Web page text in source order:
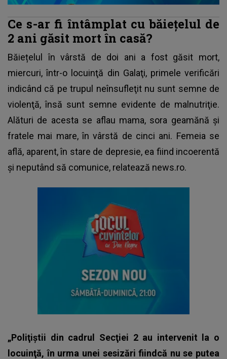
Ce s-ar fi întâmplat cu băiețelul de
2 ani găsit mort în casă?
Băiețelul în vârstă de doi ani a fost găsit mort,
miercuri, într-o locuinţă din Galaţi, primele verificări
indicând că pe trupul neînsufleţit nu sunt semne de
violenţă, însă sunt semne evidente de malnutriţie.
Alături de acesta se aflau mama, sora geamănă şi
fratele mai mare, în vârstă de cinci ani. Femeia se
află, aparent, în stare de depresie, ea fiind incoerentă
şi neputând să comunice, relatează news.ro.
„Poliţiştii din cadrul Secţiei 2 au intervenit la o
locuinţă, în urma unei sesizări fiindcă nu se putea